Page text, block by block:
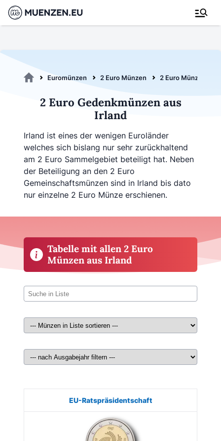
Euromünzen 2 Euro Münzen 2 Euro Münzen aus
2 Euro Gedenkmünzen aus
Irland
Irland ist eines der wenigen Euroländer
welches sich bislang nur sehr zurückhaltend
am 2 Euro Sammelgebiet beteiligt hat. Neben
der Beteiligung an den 2 Euro
Gemeinschaftsmünzen sind in Irland bis dato
nur einzelne 2 Euro Münze erschienen.
Tabelle mit allen 2 Euro
Münzen aus Irland
Bild Ausgabe Auflage
EU-Ratspräsidentschaft